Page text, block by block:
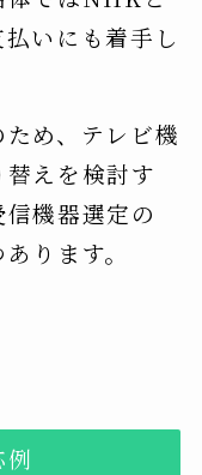
いにも着手し
め、テレビ機
えを検討す
機器選定の
ります。